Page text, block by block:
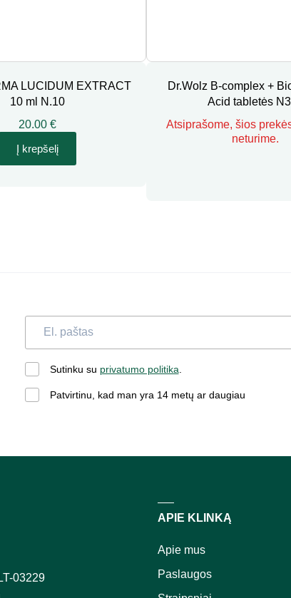
LUCIDUM EXTRACT
10 ml N.10
20.00 €
Į krepšelį
Dr.Wolz B-complex +
Acid tabletės
Atsiprašome, šios
neturime.
Sutinku su privatumo politika
Patvirtinu, kad man yra 14 metų ar daugiau
03229
APIE KLINKĄ
Apie mus
Paslaugos